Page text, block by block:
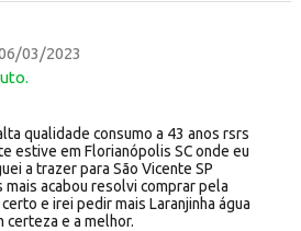
03/2023
qualidade consumo a 43 anos rsrs
estive em Florianópolis SC onde eu
a trazer para São Vicente SP
mais acabou resolvi comprar pela
e irei pedir mais Laranjinha água
certeza e a melhor.